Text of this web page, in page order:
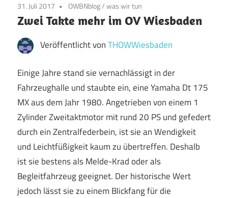
31. Juli 2017 OWBNblog/was wir tun
Zwei Takte mehr im OV Wiesbaden
Veröffentlicht vonTHOWWiesbaden
Einige Jahre stand sie vernachlässigt in der
Fahrzeughalle und staubte ein, eine Yamaha Dt 175
MX aus dem Jahr 1980. Angetrieben von einem 1
Zylinder Zweitaktmotor mit rund 20 PS und gefedert
durch ein Zentralfederbein, ist sie an Wendigkeit
und Leichtfüßigkeit kaum zu übertreffen. Deshalb
ist sie bestens als Melde-Krad oder als
Begleitfahrzeug geeignet. Der historische Wert
jedoch lässt sie zu einem Blickfang für die